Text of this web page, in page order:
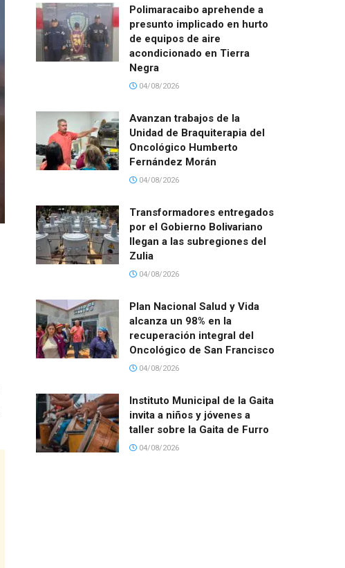
Polimaracaibo aprehende a
presunto implicado en hurto
de equipos de aire
acondicionado en Tierra
Negra
04/08/2026
Avanzan trabajos de la
Unidad de Braquiterapia del
Oncológico Humberto
Fernández Morán
04/08/2026
Transformadores entregados
por el Gobierno Bolivariano
llegan a las subregiones del
Zulia
04/08/2026
Plan Nacional Salud y Vida
alcanza un 98% en la
recuperación integral del
Oncológico de San Francisco
04/08/2026
Instituto Municipal de la Gaita
invita a niños y jóvenes a
taller sobre la Gaita de Furro
04/08/2026